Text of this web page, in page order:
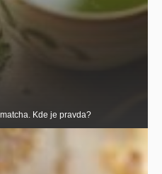
Kde je pravda?